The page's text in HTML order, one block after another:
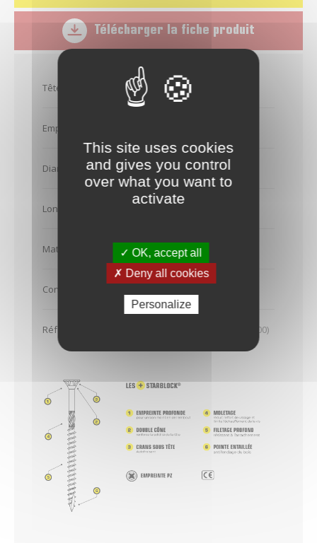
Télécharger la fiche produit
Tête de vis Tête fraisée
Empreinte
Diamètre (en mm) 3,5
Longueur (en mm)
Matière Acier zingué
Conditionnement
Références associées
477274 (Boîte carton - 500)
This site uses cookies
and gives you control
over what you want to
activate
✓ OK, accept all
✗ Deny all cookies
Personalize